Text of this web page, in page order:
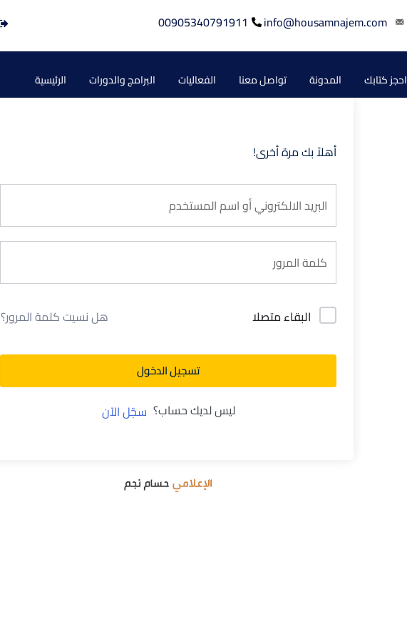
info@housamnajem.com
00905340791911
الرئيسية البرامج والدورات الفعاليات تواصل معنا المدونة احجز كتابك
أهلاً بك مرة أخرى!
البقاء متصلا هل نسيت كلمة المرور؟
تسجيل الدخول
ليس لديك حساب؟ سجّل الآن